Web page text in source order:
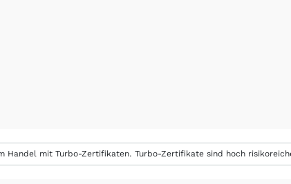
Handel mit Turbo-Zertifikaten. Turbo-Zertifikate sind hoch